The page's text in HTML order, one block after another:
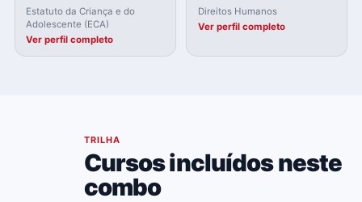
Estatuto da Criança e do
Adolescente (ECA)
Ver perfil completo
Direitos Humanos
Ver perfil completo
TRILHA
Cursos incluídos neste
combo